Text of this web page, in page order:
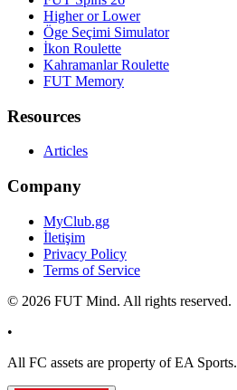
Higher or Lower
Öge Seçimi Simulator
İkon Roulette
Kahramanlar Roulette
FUT Memory
Resources
Articles
Company
MyClub.gg
İletişim
Privacy Policy
Terms of Service
© 2026 FUT Mind. All rights reserved.
•
All FC assets are property of EA Sports.